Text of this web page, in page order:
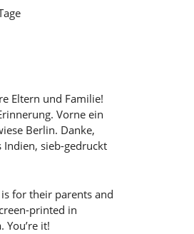
Eltern und Familie!
Vorne ein
Berlin. Danke,
Indien, sieb-gedruckt
for their parents and
printed in
it!